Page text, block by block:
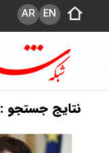
EN
AR
نتایج جستجو :